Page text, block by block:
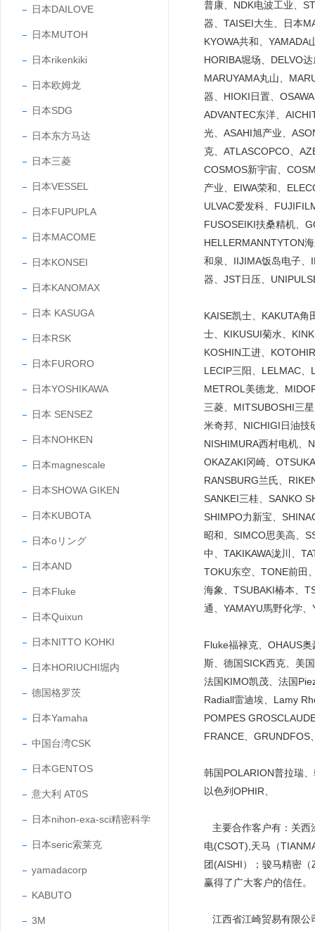
日本DAILOVE
日本MUTOH
日本rikenkiki
日本欧姆龙
日本SDG
日本东方马达
日本三菱
日本VESSEL
日本FUPUPLA
日本MACOME
日本KONSEI
日本KANOMAX
日本 KASUGA
日本RSK
日本FURORO
日本YOSHIKAWA
日本 SENSEZ
日本NOHKEN
日本magnescale
日本SHOWA GIKEN
日本KUBOTA
日本oリング
日本AND
日本Fluke
日本Quixun
日本NITTO KOHKI
日本HORIUCHI堀内
德国格罗茨
日本Yamaha
中国台湾CSK
日本GENTOS
意大利 AT0S
日本nihon-exa-sci精密科学
日本seric索莱克
yamadacorp
KABUTO
3M
普康、NDK电波工业、
器、TAISEI大生、日本
KYOWA共和、YAMADA
HORIBA堀场、DELVO
MARUYAMA丸山、
器、HIOKI日置、
ADVANTEC东洋、
光、ASAHI旭产业、
克、ATLASCOPCO、
COSMOS新宇宙、
产业、EIWA荣和、
ULVAC爱发科、
FUSOSEIKI扶桑精机、
HELLERMANNTYTON
和泉、IIJIMA饭岛电子、
器、JST日压、
KAISE凯士、KAKUTA
士、KIKUSUI菊水、
KOSHIN工进、
LECIP三阳、LELMAC
METROL美德龙、
三菱、MITSUBOSHI三
米奇邦、NICHIGI日油技
NISHIMURA西村电机、
OKAZAKI冈崎、
RANSBURG兰氏、
SANKEI三桂、SANKO
SHIMPO力新宝、
昭和、SIMCO思美高、
中、TAKIKAWA泷川、
TOKU东空、TONE前田
海象、TSUBAKI椿本、
通、YAMAYU馬野化学
Fluke福禄克、OHAUS
斯、德国SICK西克、美
法国KIMO凯茂、法国
Radiall雷迪埃、Lamy
POMPES
FRANCE、GRUNDFOS
韩国POLARION普拉瑞
以色列OPHIR、
主要合作客户有：关西
电(CSOT),天马（
团(AISHI）；骏马精密
赢得了广大客户的信任
江西省江崎贸易有限公